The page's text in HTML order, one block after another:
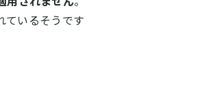
ているそうです